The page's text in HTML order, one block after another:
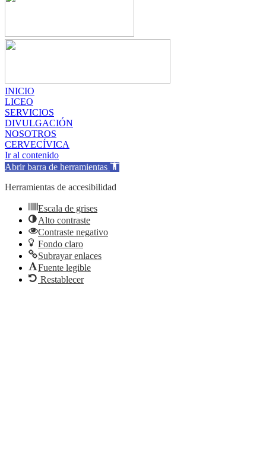
INICIO
LICEO
SERVICIOS
DIVULGACIÓN
NOSOTROS
CERVECÍVICA
Ir al contenido
Abrir barra de herramientas
Herramientas de accesibilidad
Escala de grises
Alto contraste
Contraste negativo
Fondo claro
Subrayar enlaces
Fuente legible
Restablecer